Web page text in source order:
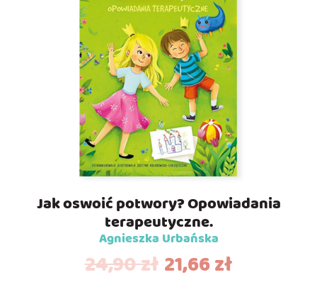
Jak oswoić potwory? Opowiadania
terapeutyczne.
Agnieszka Urbańska
24,90zł 21,66zł